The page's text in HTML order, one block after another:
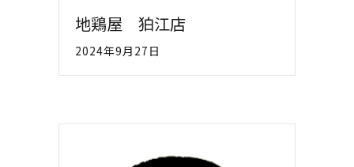
地鶏屋 狛江店
2024年9月27日